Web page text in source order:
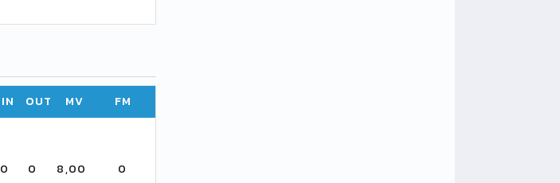
IN OUT MV FM
0 0 8,00 0